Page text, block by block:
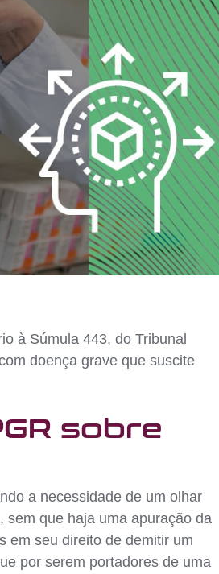
à Súmula 443, do Tribunal
doença grave que suscite
sobre
a necessidade de um olhar
sem que haja uma apuração da
em seu direito de demitir um
por serem portadores de uma